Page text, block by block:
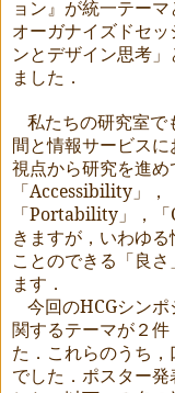
ョン』が統一テー
オーガナイズドセ
ンとデザイン思考
ました．
私たちの研究室で
間と情報サービス
視点から研究を進
「Accessibility 」，
「Portability 」，「
きますが，いわゆ
ことのできる「良
ます．
今回のHCGシン
関するテーマが２
た．これらのうち
でした．ポスター